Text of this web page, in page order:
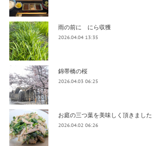
雨の前に にら収獲
2026.04.04 13:35
錦帯橋の桜
2026.04.03 06:25
お庭の三つ葉を美味しく頂きました
2026.04.02 06:26